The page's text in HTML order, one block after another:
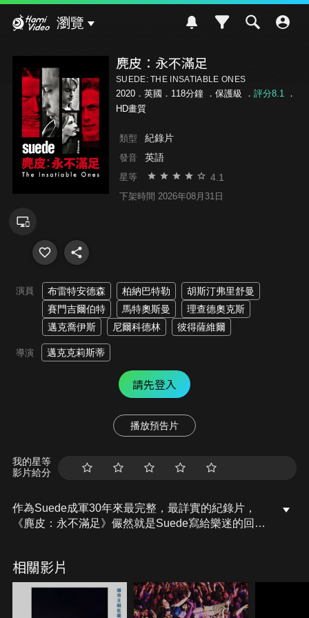
瀏覽
麂皮：永不滿足
SUEDE: THE INSATIABLE ONES
2020．英國．118分鐘 ． 保護級 ． 評分8.1．
HD畫質
類型 紀錄片
發音 英語
星等 4.1
下架時間 2026年08月31日
演員 布雷特安德森 柏納巴特勒
胡斯汀弗里舒曼
賽門吉爾伯特
馬特奧斯曼
理查德奧克斯
邁克喬伊斯
尼爾科德林 彼得薩維爾
導演 邁克克莉斯蒂
請先登入
播放預告片
我的星等
影片給分
作為Suede成軍30年來最完整，最詳實的紀錄片，
《麂皮：永不滿足》儼然就是Suede寫給樂迷的回憶
事與幕後秘辛，刻劃各團員間在年輕氣盛時，面對迅
速成名的壓力與輝煌不再的抑鬱，更重要的是各團員
－包含業已離團的老團員如Bernard Butler、Justine
Frischmann們，如今都能以平靜的心情話從前，一同
相關影片